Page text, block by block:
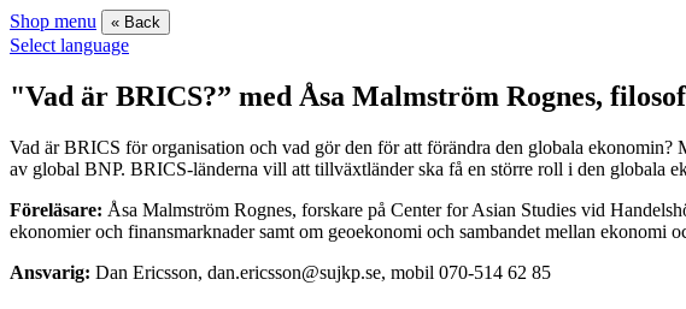
Shop menu « Back
Select language
"Vad är BRICS?” med Åsa Malmström Rognes,
Vad är BRICS för organisation och vad gör den för att förändra den globala
av global BNP. BRICS-länderna vill att tillväxtländer ska få en större roll i den globala
Föreläsare: Åsa Malmström Rognes, forskare på Center for Asian Studies vid
ekonomier och finansmarknader samt om geoekonomi och sambandet mellan ekonomi
Ansvarig: Dan Ericsson, dan.ericsson@sujkp.se, mobil 070-514 62 85